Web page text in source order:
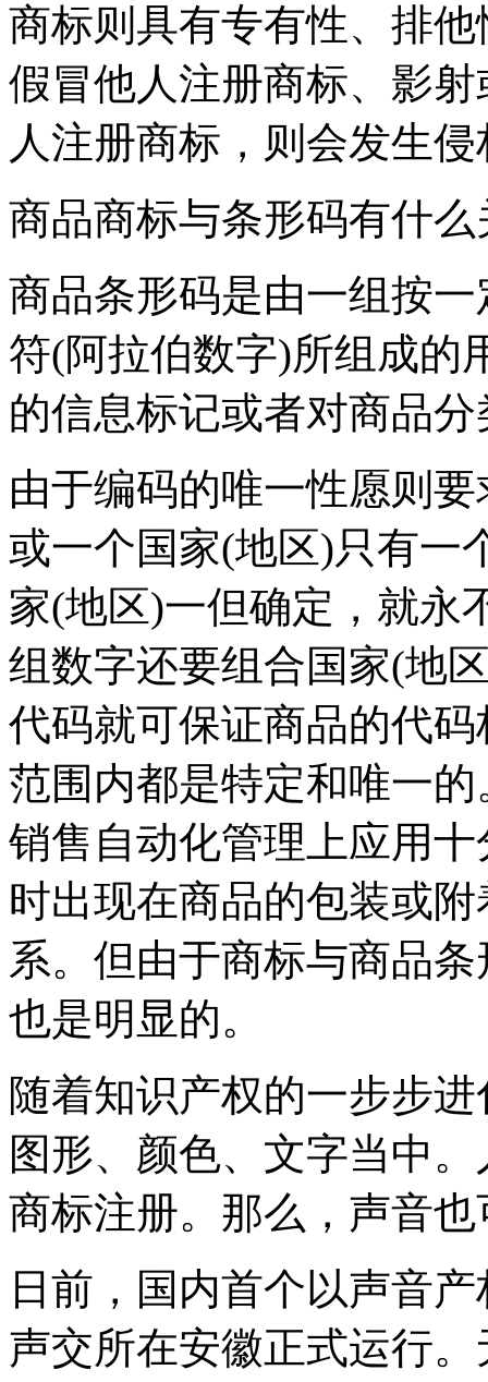
商标则具有专有性、排
假冒他人注册商标、影
人注册商标，则会发生
商品商标与条形码有什么
商品条形码是由一组按
符(阿拉伯数字)所组成的
的信息标记或者对商品
由于编码的唯一性愿则
或一个国家(地区)只有一
家(地区)一但确定，就永
组数字还要组合国家(地
代码就可保证商品的代
范围内都是特定和唯一
销售自动化管理上应用
时出现在商品的包装或
系。但由于商标与商品
也是明显的。
随着知识产权的一步步
图形、颜色、文字当中
商标注册。那么，声音
日前，国内首个以声音
声交所在安徽正式运行